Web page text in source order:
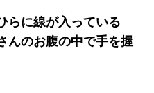
らに線が入っている
んのお腹の中で手を握